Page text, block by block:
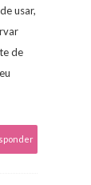
usar,
de